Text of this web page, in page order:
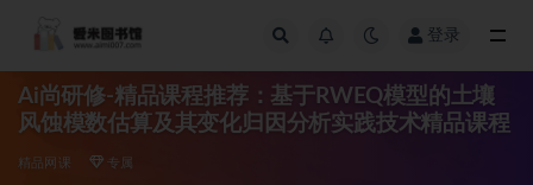
登录
Ai尚研修-精品课程推荐：基于RWEQ模型的土壤
风蚀模数估算及其变化归因分析实践技术精品课程
精品网课 专属